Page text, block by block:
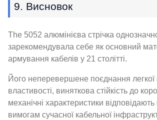
9. Висновок
The 5052 алюмінієва стрічка
зарекомендувала себе як основний
армування кабелів у 21 столітті.
Його неперевершене поєднання легкої
властивості, виняткова стійкість до
механічні характеристики
вимогам сучасної кабельної